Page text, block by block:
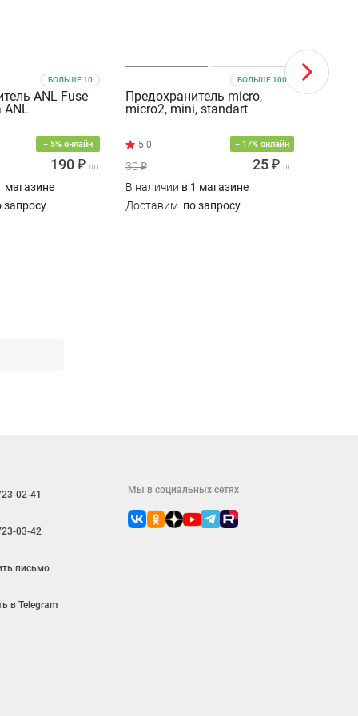
БОЛЬШЕ 10
ANL Fuse
ANL
− 5% онлайн
190 ₽ шт
магазине
запросу
БОЛЬШЕ 100
Предохранитель micro,
micro2, mini, standart
− 17% онлайн
30 ₽ 25 ₽ шт
В наличии в 1 магазине
Доставим по запросу
02-41
03-42
письмо
в Telegram
Мы в социальных сетях